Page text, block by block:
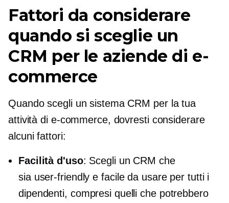
Fattori da considerare
quando si sceglie un
CRM per le aziende di e-
commerce
Quando scegli un sistema CRM per la tua
attività di e-commerce, dovresti considerare
alcuni fattori:
Facilità d'uso: Scegli un CRM che
sia user-friendly e facile da usare per tutti i
dipendenti, compresi quelli che potrebbero